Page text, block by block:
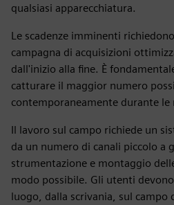
qualsiasi apparecchiatura.
Le scadenze imminenti
campagna di acquisizioni
dall'inizio alla fine. È
catturare il maggior numero
contemporaneamente durante le
Il lavoro sul campo richiede un
da un numero di canali piccolo a
strumentazione e montaggio
modo possibile. Gli utenti
luogo, dalla scrivania, sul